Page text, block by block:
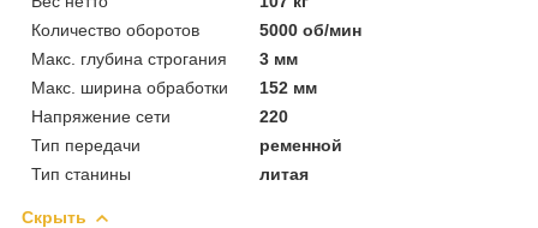
Количество оборотов
5000 об/мин
Макс. глубина строгания
3 мм
Макс. ширина обработки
152 мм
Напряжение сети
220
Тип передачи
ременной
Тип станины
литая
Скрыть